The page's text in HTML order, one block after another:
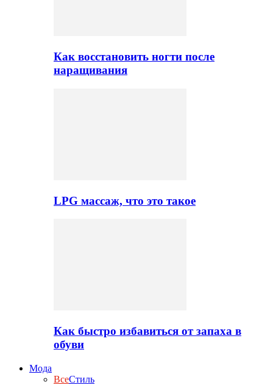
Как восстановить ногти после
наращивания
LPG массаж, что это такое
Как быстро избавиться от запаха в
обуви
Мода
ВсеСтиль